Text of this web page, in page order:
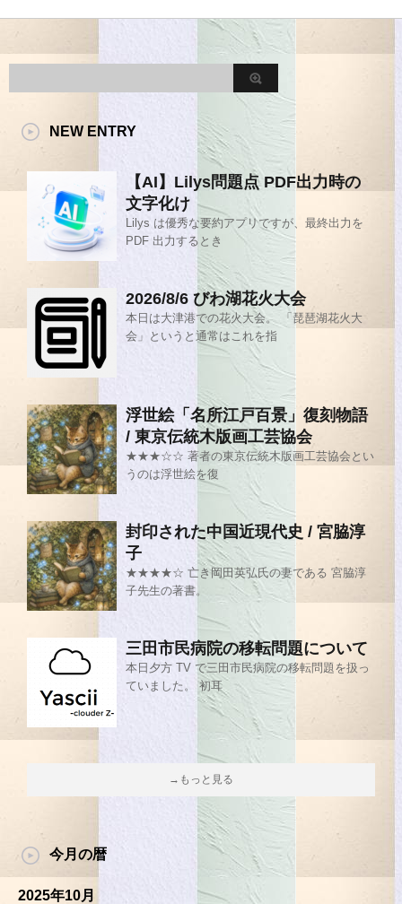
NEW ENTRY
【AI】Lilys問題点 PDF出力時の
文字化け
Lilys は優秀な要約アプリですが、最終出力を
PDF 出力するとき
2026/8/6 びわ湖花火大会
本日は大津港での花火大会。 「琵琶湖花火大
会」というと通常はこれを指
浮世絵「名所江戸百景」復刻物語
/ 東京伝統木版画工芸協会
★★★☆☆ 著者の東京伝統木版画工芸協会とい
うのは浮世絵を復
封印された中国近現代史 / 宮脇淳
子
★★★★☆ 亡き岡田英弘氏の妻である 宮脇淳
子先生の著書。
三田市民病院の移転問題について
本日夕方 TV で三田市民病院の移転問題を扱っ
ていました。 初耳
→もっと見る
今月の暦
2025年10月